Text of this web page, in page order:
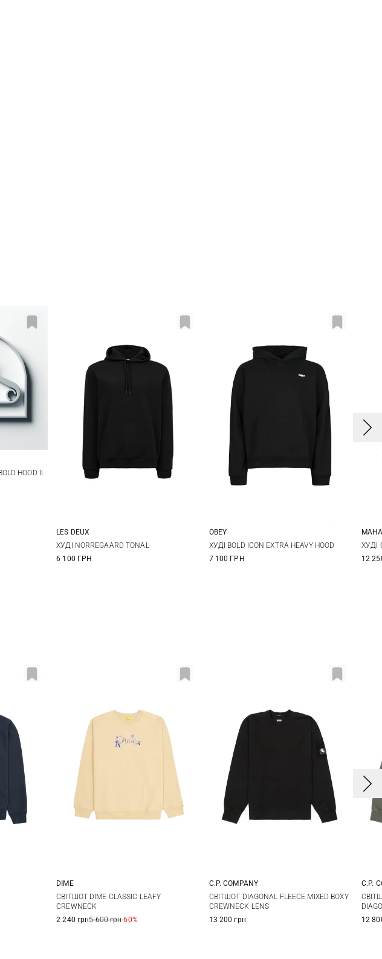
XL
HOOD II
M L XL
LES DEUX
ХУДІ NORREGAARD TONAL
6 100 ГРН
S M L XL
OBEY
ХУДІ BOLD ICON EXTRA HEAVY HOOD
7 100 ГРН
S
ХУДІ
12
M L XL
DIME
СВІТШОТ DIME CLASSIC LEAFY
CREWNECK
2 240 грн5 600 грн-60%
M L XL
C.P. COMPANY
СВІТШОТ DIAGONAL FLEECE MIXED BOXY
CREWNECK LENS
13 200 грн
M
C.P.
12